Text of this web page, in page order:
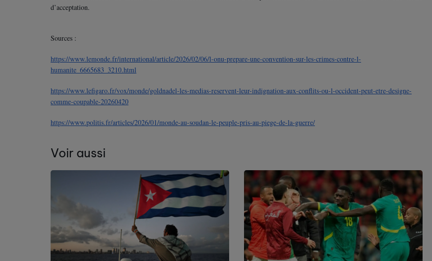
d’acceptation.
Sources :
https://www.lemonde.fr/international/article/2026/02/06/l-onu-prepare-une-convention-sur-les-crimes-contre-l-
humanite_6665683_3210.html
https://www.lefigaro.fr/vox/monde/goldnadel-les-medias-reservent-leur-indignation-aux-conflits-ou-l-occident-peut-etre-designe-
comme-coupable-20260420
https://www.politis.fr/articles/2026/01/monde-au-soudan-le-peuple-pris-au-piege-de-la-guerre/
Voir aussi